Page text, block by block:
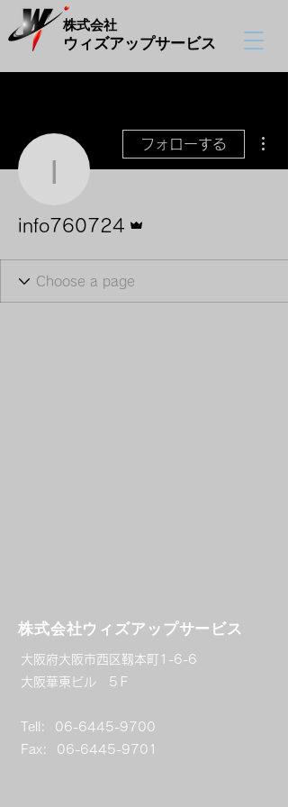
株式会社
​ウィズアップサービス
info760724
フォローする
info760724
​株式会社ウィズアップサービス
大阪府大阪市西区靱本町1-6-6
大阪華東ビル 5Ｆ
Tell: 06-6445-9700
Fax: 06-6445-9701